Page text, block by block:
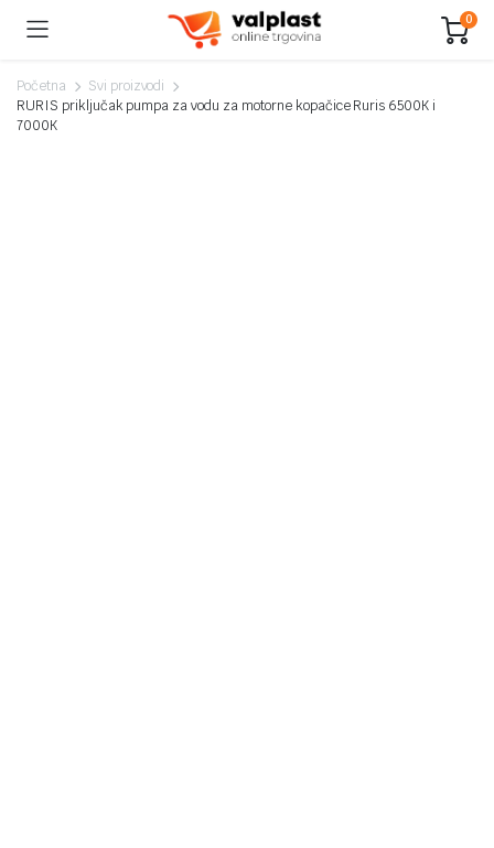
0
Početna
Svi proizvodi
RURIS priključak pumpa za vodu za motorne kopačice Ruris 6500K i
7000K